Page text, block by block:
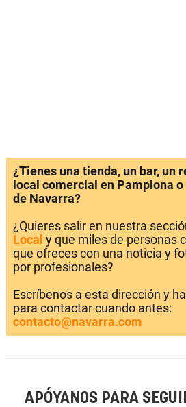
¿Tienes una tienda, un bar, un
local comercial en Pamplona
de Navarra?
¿Quieres salir en nuestra
Local y que miles de personas
que ofreces con una noticia y
por profesionales?
Escríbenos a esta dirección y
para contactar cuando antes:
contacto@navarra.com
APÓYANOS PARA